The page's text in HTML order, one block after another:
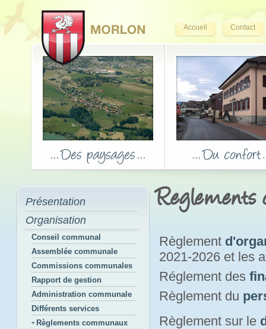
Accueil Contact
Présentation
Organisation
Conseil communal
Assemblée communale
Commissions communales
Rapport de gestion
Administration communale
Différents services
Règlements communaux
Règlement
2021-2026 et les
Réglement des
Règlement du
Règlement sur le